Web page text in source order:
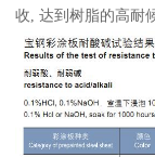
收, 达到树脂的高耐